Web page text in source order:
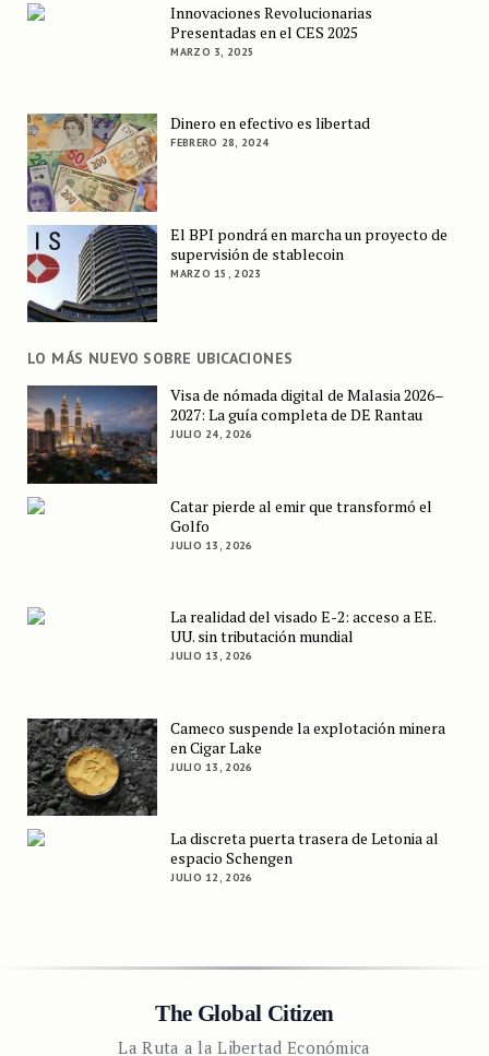
Innovaciones Revolucionarias
Presentadas en el CES 2025
MARZO 3, 2025
Dinero en efectivo es libertad
FEBRERO 28, 2024
El BPI pondrá en marcha un proyecto de
supervisión de stablecoin
MARZO 15, 2023
LO MÁS NUEVO SOBRE UBICACIONES
Visa de nómada digital de Malasia 2026–
2027: La guía completa de DE Rantau
JULIO 24, 2026
Catar pierde al emir que transformó el
Golfo
JULIO 13, 2026
La realidad del visado E-2: acceso a EE.
UU. sin tributación mundial
JULIO 13, 2026
Cameco suspende la explotación minera
en Cigar Lake
JULIO 13, 2026
La discreta puerta trasera de Letonia al
espacio Schengen
JULIO 12, 2026
The Global Citizen
La Ruta a la Libertad Económica